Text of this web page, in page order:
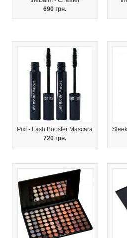
690 грн.
Pixi - Lash Booster Mascara
720 грн.